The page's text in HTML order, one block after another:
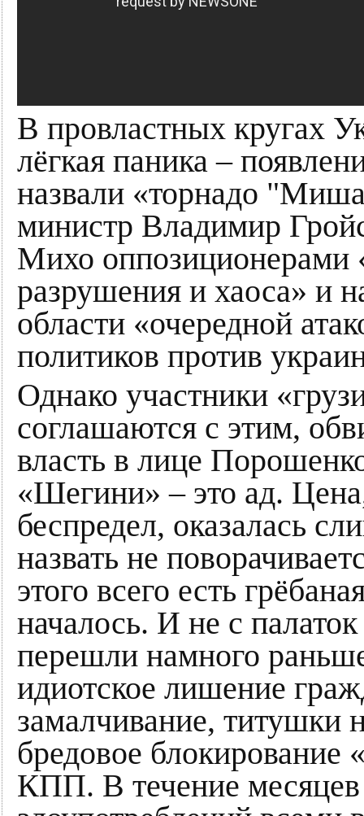
В провластных кругах
лёгкая паника –
назвали «торнадо
министр Владимир
Михо оппозиционерами
разрушения и хаоса» и
области «очередной
политиков против
Однако участники
соглашаются с этим,
власть в лице
«Шегини» – это ад.
беспредел, оказалась
назвать не
этого всего есть
началось. И не с
перешли намного
идиотское лишение
замалчивание, титушки
бредовое блокирование
КПП. В течение